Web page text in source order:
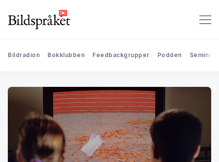
Bildradion Bokklubben Feedbackgrupper Podden